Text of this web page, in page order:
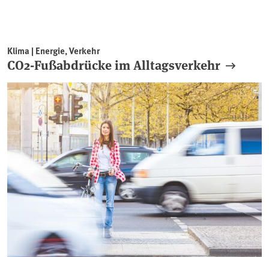
Klima | Energie, Verkehr
CO2-Fußabdrücke im Alltagsverkehr